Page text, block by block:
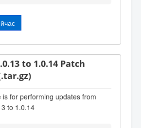
to 1.0.14 Patch
is for performing updates from
to 1.0.14